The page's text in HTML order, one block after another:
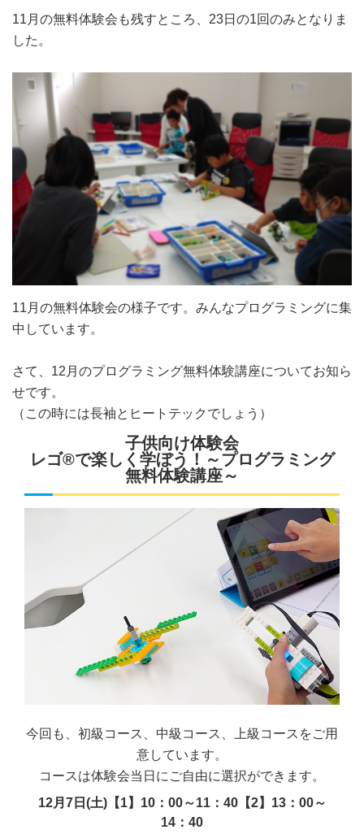
11月の無料体験会も残すところ、23日の1回のみとなりま
した。
11月の無料体験会の様子です。みんなプログラミングに集
中しています。
さて、12月のプログラミング無料体験講座についてお知ら
せです。
（この時には長袖とヒートテックでしょう）
子供向け体験会
レゴ®で楽しく学ぼう！～プログラミング
無料体験講座～
今回も、初級コース、中級コース、上級コースをご用
意しています。
コースは体験会当日にご自由に選択ができます。
12月7日(土)【1】10：00～11：40【2】13：00～
14：40